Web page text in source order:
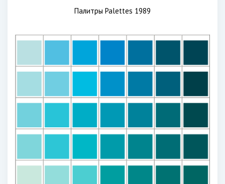
Палитры Palettes 1989